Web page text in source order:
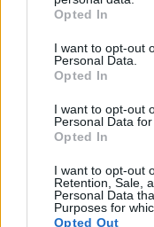
grant or deny
use your data for
consent section.
Opted In
I want to opt-out
Personal Data.
Opted In
I want to opt-out
Personal Data
Opted In
I want to opt-out
Retention, Sale,
Personal Data
Purposes for
Opted Out
Meccs
Paris
Felkészülési szezon 4.
2026-08-08 17:00